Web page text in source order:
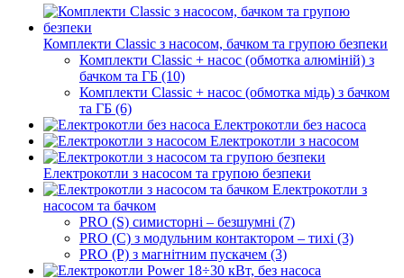
Комплекти Classic з насосом, бачком та групою безпеки
Комплекти Classic + насос (обмотка алюміній) з
бачком та ГБ (10)
Комплекти Classic + насос (обмотка мідь) з бачком
та ГБ (6)
Електрокотли без насоса
Електрокотли з насосом
Електрокотли з насосом та групою безпеки
Електрокотли з
насосом та бачком
PRO (S) симисторні – безшумні (7)
PRO (C) з модульним контактором – тихі (3)
PRO (P) з магнітним пускачем (3)